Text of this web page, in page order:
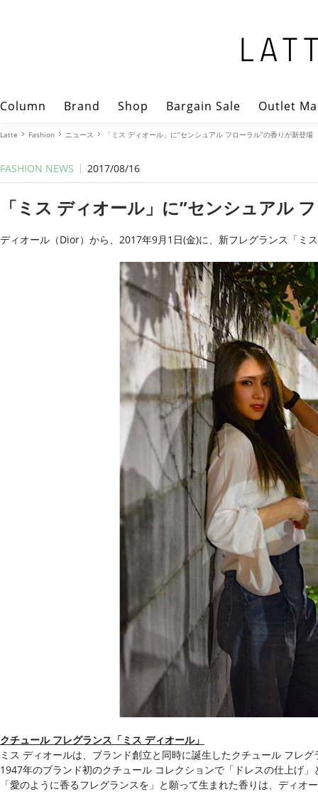
Column Brand Shop Bargain Sale Outlet
Latte Fashion ニュース 「ミス ディオール」に”センシュアル フローラル”の香りが新登場
FASHION NEWS 2017/08/16
「ミス ディオール」に”センシュアル
ディオール（Dior）から、2017年9月1日(金)に、新フレグランス「ミ
クチュール フレグランス「ミス ディオール」
ミス ディオールは、ブランド創立と同時に誕生したクチュール フレグ
1947年のブランド初のクチュール コレクションで「ドレスの仕上げ
「愛のように香るフレグランスを」と願って生まれた香りは、ディ